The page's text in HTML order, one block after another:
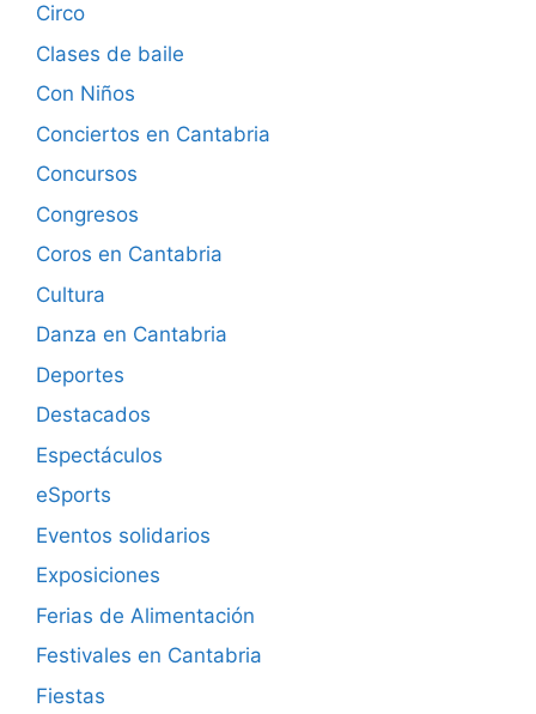
Circo
Clases de baile
Con Niños
Conciertos en Cantabria
Concursos
Congresos
Coros en Cantabria
Cultura
Danza en Cantabria
Deportes
Destacados
Espectáculos
eSports
Eventos solidarios
Exposiciones
Ferias de Alimentación
Festivales en Cantabria
Fiestas